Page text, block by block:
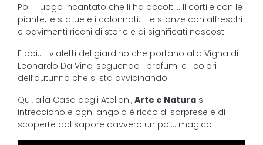
Poi il luogo incantato che li ha accolti… Il cortile con le
piante, le statue e i colonnati… Le stanze con affreschi
e pavimenti ricchi di storie e di significati nascosti.
E poi… i vialetti del giardino che portano alla Vigna di
Leonardo Da Vinci seguendo i profumi e i colori
dell’autunno che si sta avvicinando!
Qui, alla Casa degli Atellani, Arte e Natura si
intrecciano e ogni angolo è ricco di sorprese e di
scoperte dal sapore davvero un po’… magico!